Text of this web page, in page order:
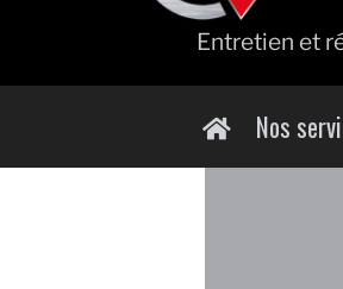
Entretien et
Nos